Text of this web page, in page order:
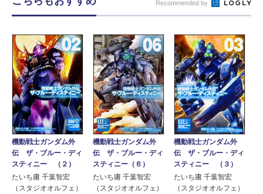
Recommended by
機動戦士ガンダム外
伝 ザ・ブルー・ディ
スティニー （２）
たいち庸 千葉智宏
（スタジオオルフェ）
機動戦士ガンダム外
伝 ザ・ブルー・ディ
スティニー（６）
たいち庸 千葉智宏
（スタジオオルフェ）
機動戦士ガンダム外
伝 ザ・ブルー・ディ
スティニー （３）
たいち庸 千葉智宏
（スタジオオルフェ）